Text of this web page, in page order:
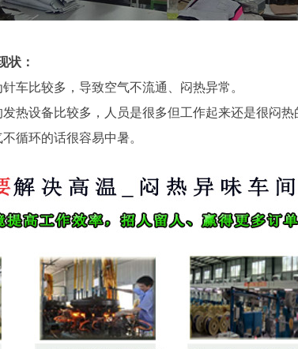
状：
车比较多，导致空气不流通、闷热异常。
热设备比较多，人员是很多但工作起来还是很闷热
循环的话很容易中暑。